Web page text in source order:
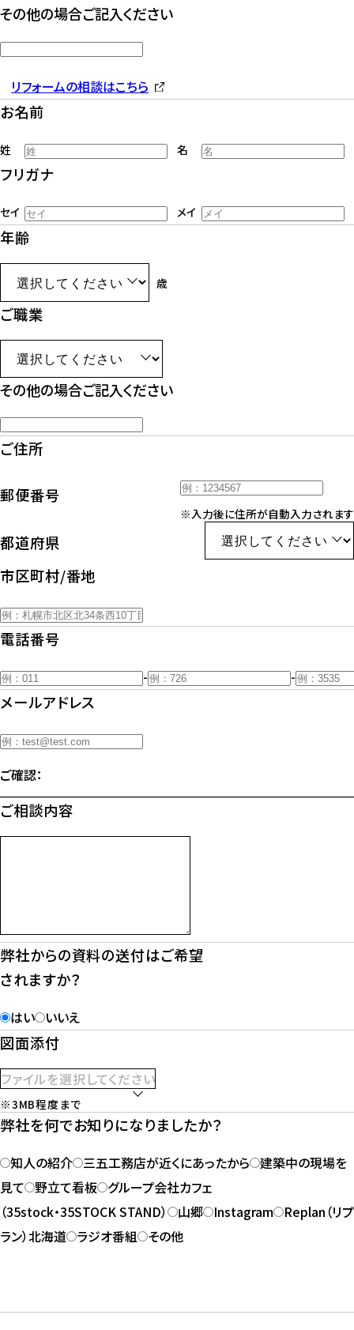
その他の場合ご記入ください
リフォームの相談はこちら
お名前
姓 名
フリガナ
セイ メイ
年齢
歳
ご職業
その他の場合ご記入ください
ご住所
郵便番号
※入力後に住所が自動入力されます
都道府県
市区町村/番地
電話番号
- -
メールアドレス
ご確認：
ご相談内容
弊社からの資料の送付はご希望
されますか？
はい いいえ
図面添付
ファイルを選択してください
※3MB程度まで
弊社を何でお知りになりましたか？
知人の紹介 三五工務店が近くにあったから 建築中の現場を
見て
野立て看板 グループ会社カフェ
（35stock・35STOCK STAND）
山郷 Instagram
Replan（リプ
ラン）北海道 ラジオ番組 その他